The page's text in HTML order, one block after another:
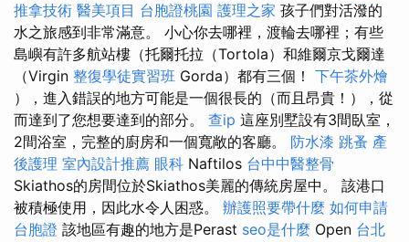
推拿技術 醫美項目 台胞證桃園 護理之家 孩子們對活潑的
水之旅感到非常滿意。 小心你去哪裡，渡輪去哪裡；有些
島嶼有許多航站樓（托爾托拉（Tortola）和維爾京戈爾達
（Virgin 整復學徒實習班 Gorda）都有三個！ 下午茶外燴
），進入錯誤的地方可能是一個很長的（而且昂貴！），從
而達到了您想要達到的部分。 查ip 這座別墅設有3間臥室，
2間浴室，完整的廚房和一個寬敞的客廳。 防水漆 跳蚤 產
後護理 室內設計推薦 眼科 Naftilos 台中中醫整骨
Skiathos的房間位於Skiathos美麗的傳統房屋中。 該港口
被積極使用，因此水令人困惑。 辦護照要帶什麼 如何申請
台胞證 該地區有趣的地方是Perast seo是什麼 Open 台北